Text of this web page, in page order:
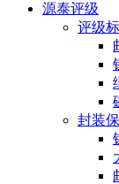
源泰评级
评级
封装